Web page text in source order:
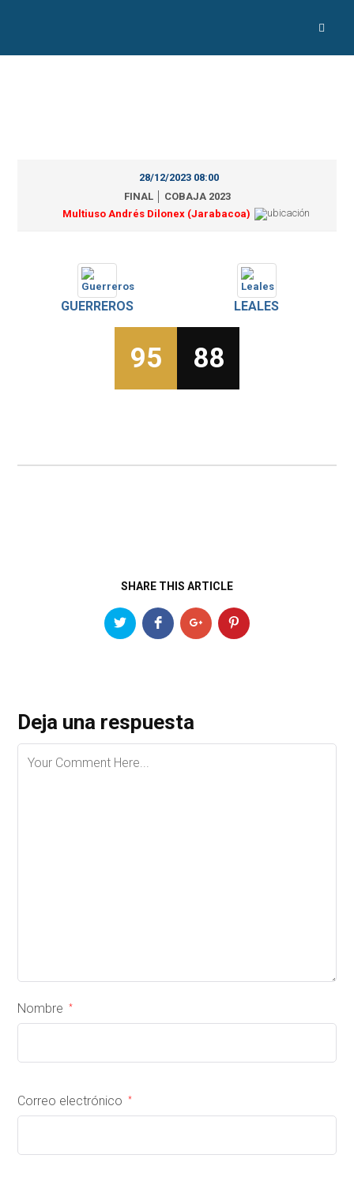
28/12/2023 08:00
FINAL │ COBAJA 2023
Multiuso Andrés Dilonex (Jarabacoa)
GUERREROS LEALES
95 88
SHARE THIS ARTICLE
Deja una respuesta
Nombre *
Correo electrónico *